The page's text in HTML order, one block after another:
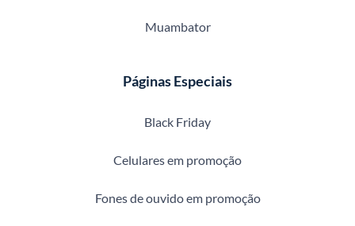
Muambator
Páginas Especiais
Black Friday
Celulares em promoção
Fones de ouvido em promoção